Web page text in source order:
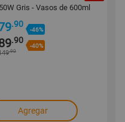
Gris - Vasos de 600ml
.90
-46%
.90
-40%
.90
Agregar